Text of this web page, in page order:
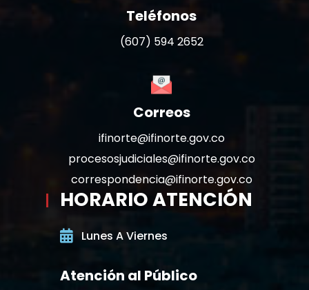
Teléfonos
(607) 594 2652
Correos
ifinorte@ifinorte.gov.co
procesosjudiciales@ifinorte.gov.co
correspondencia@ifinorte.gov.co
HORARIO ATENCIÓN
Lunes A Viernes
Atención al Público